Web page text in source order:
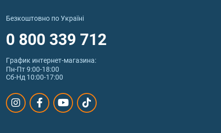
Безкоштовно по Україні
0 800 339 712
График интернет‑магазина:
Пн-Пт 9:00-18:00
Сб-Нд 10:00-17:00